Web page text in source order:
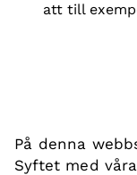
att till
På denna
Syftet med